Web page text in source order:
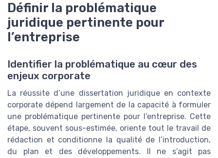
Définir la problématique
juridique pertinente pour
l’entreprise
Identifier la problématique au cœur des
enjeux corporate
La réussite d’une dissertation juridique en contexte
corporate dépend largement de la capacité à formuler
une problématique pertinente pour l’entreprise. Cette
étape, souvent sous-estimée, oriente tout le travail de
rédaction et conditionne la qualité de l’introduction,
du plan et des développements. Il ne s’agit pas